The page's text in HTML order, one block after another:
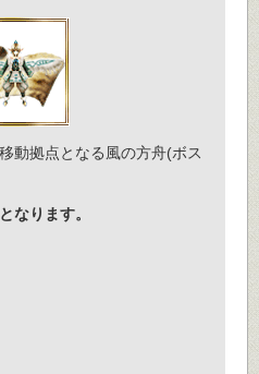
動拠点となる風の方舟(ボス
なります。